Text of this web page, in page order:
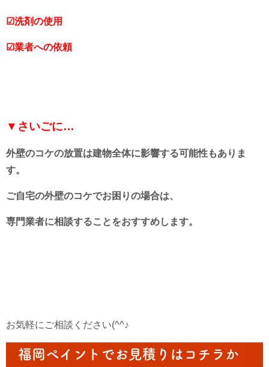
☑洗剤の使用
☑業者への依頼
▼さいごに…
外壁のコケの放置は建物全体に影響する可能性もありま
す。
ご自宅の外壁のコケでお困りの場合は、
専門業者に相談することをおすすめします。
お気軽にご相談ください(^^♪
福岡ペイントでお見積りはコチラか